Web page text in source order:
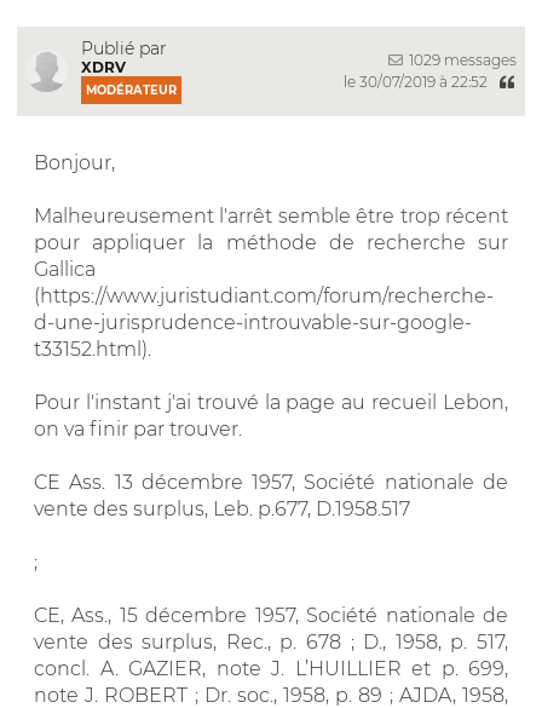
Publié par
XDRV
MODÉRATEUR
1029 messages
le 30/07/2019 à 22:52
Bonjour,
Malheureusement l'arrêt semble être trop récent
pour appliquer la méthode de recherche sur
Gallica
(https://www.juristudiant.com/forum/recherche-
d-une-jurisprudence-introuvable-sur-google-
t33152.html).
Pour l'instant j'ai trouvé la page au recueil Lebon,
on va finir par trouver.
CE Ass. 13 décembre 1957, Société nationale de
vente des surplus, Leb. p.677, D.1958.517
;
CE, Ass., 15 décembre 1957, Société nationale de
vente des surplus, Rec., p. 678 ; D., 1958, p. 517,
concl. A. GAZIER, note J. L’HUILLIER et p. 699,
note J. ROBERT ; Dr. soc., 1958, p. 89 ; AJDA, 1958,